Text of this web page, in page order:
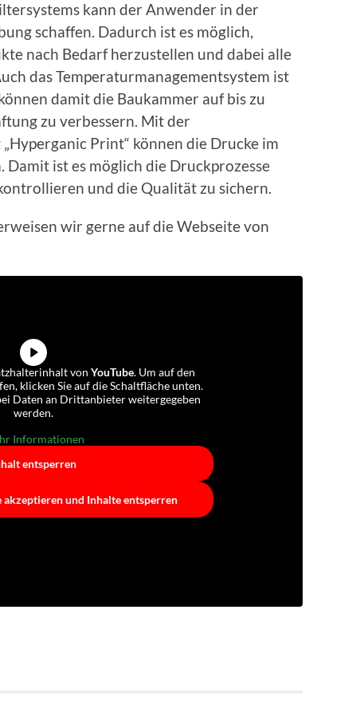
kann der Anwender in der
schaffen. Dadurch ist es möglich,
nach Bedarf herzustellen und dabei alle
das Temperaturmanagementsystem ist
damit die Baukammer auf bis zu
zu verbessern. Mit der
Print“ können die Drucke im
ist es möglich die Druckprozesse
und die Qualität zu sichern.
wir gerne auf die Webseite von
von YouTube. Um auf den
klicken Sie auf die Schaltfläche unten.
Daten an Drittanbieter weitergegeben
werden.
Informationen
entsperren
und Inhalte entsperren